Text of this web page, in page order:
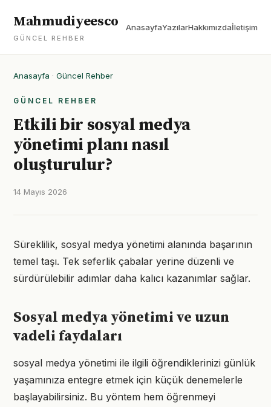
Mahmudiyeesco
GÜNCEL REHBER
AnasayfaYazılarHakkımızdaİletişim
Anasayfa · Güncel Rehber
GÜNCEL REHBER
Etkili bir sosyal medya
yönetimi planı nasıl
oluşturulur?
14 Mayıs 2026
Süreklilik, sosyal medya yönetimi alanında başarının
temel taşı. Tek seferlik çabalar yerine düzenli ve
sürdürülebilir adımlar daha kalıcı kazanımlar sağlar.
Sosyal medya yönetimi ve uzun
vadeli faydaları
sosyal medya yönetimi ile ilgili öğrendiklerinizi günlük
yaşamınıza entegre etmek için küçük denemelerle
başlayabilirsiniz. Bu yöntem hem öğrenmeyi